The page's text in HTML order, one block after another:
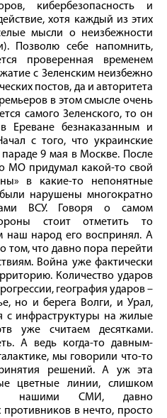
кибербезопасность и
хотя каждый из этих
мысли о неизбежности
Позволю себе напомнить,
проверенная временем
с Зеленским неизбежно
постов, да и авторитета
в этом смысле очень
самого Зеленского, то он
Ереване безнаказанным и
с того, что украинские
9 мая в Москве. После
МО придумал какой-то свой
в какие-то непонятные
нарушены многократно
ВСУ. Говоря о самом
стоит отметить то
наш народ его воспринял. А
том, что давно пора перейти
Война уже фактически
Количество ударов
география ударов –
но и берега Волги, и Урал,
с инфраструктуры на жилые
уже считаем десятками.
А ведь когда-то давным-
мы говорили что-то
решений. А уж эта
цветные линии, слишком
нашими СМИ, давно
в нечто, просто